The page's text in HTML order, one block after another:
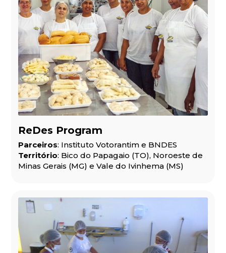
ReDes Program
Parceiros: Instituto Votorantim e BNDES
Território: Bico do Papagaio (TO), Noroeste de
Minas Gerais (MG) e Vale do Ivinhema (MS)